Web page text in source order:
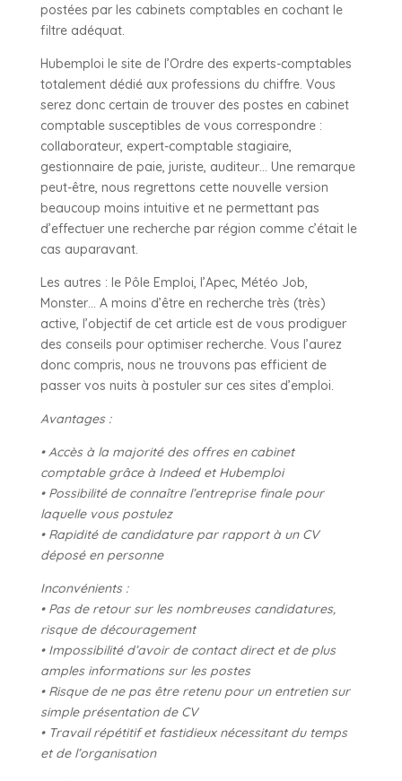
postées par les cabinets comptables en cochant le
filtre adéquat.
Hubemploi le site de l’Ordre des experts-comptables
totalement dédié aux professions du chiffre. Vous
serez donc certain de trouver des postes en cabinet
comptable susceptibles de vous correspondre :
collaborateur, expert-comptable stagiaire,
gestionnaire de paie, juriste, auditeur… Une remarque
peut-être, nous regrettons cette nouvelle version
beaucoup moins intuitive et ne permettant pas
d’effectuer une recherche par région comme c’était le
cas auparavant.
Les autres : le Pôle Emploi, l’Apec, Météo Job,
Monster… A moins d’être en recherche très (très)
active, l’objectif de cet article est de vous prodiguer
des conseils pour optimiser recherche. Vous l’aurez
donc compris, nous ne trouvons pas efficient de
passer vos nuits à postuler sur ces sites d’emploi.
Avantages :
• Accès à la majorité des offres en cabinet
comptable grâce à Indeed et Hubemploi
• Possibilité de connaître l’entreprise finale pour
laquelle vous postulez
• Rapidité de candidature par rapport à un CV
déposé en personne
Inconvénients :
• Pas de retour sur les nombreuses candidatures,
risque de découragement
• Impossibilité d’avoir de contact direct et de plus
amples informations sur les postes
• Risque de ne pas être retenu pour un entretien sur
simple présentation de CV
• Travail répétitif et fastidieux nécessitant du temps
et de l’organisation